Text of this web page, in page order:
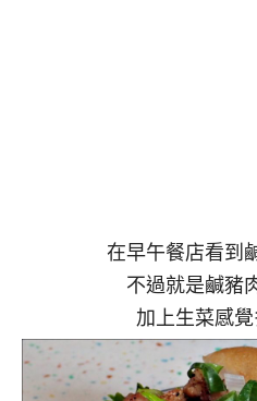
在早午餐店看到
不過就是鹹豬
加上生菜感